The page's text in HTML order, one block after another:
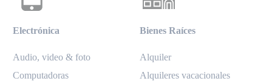
Electrónica
Audio, video & foto
Computadoras
Bienes Raíces
Alquiler
Alquileres vacacionales